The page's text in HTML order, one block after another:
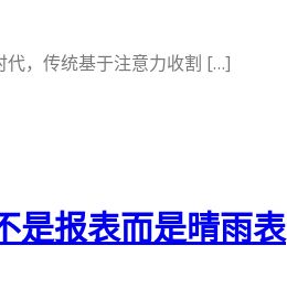
代，传统基于注意力收割 […]
是报表而是晴雨表